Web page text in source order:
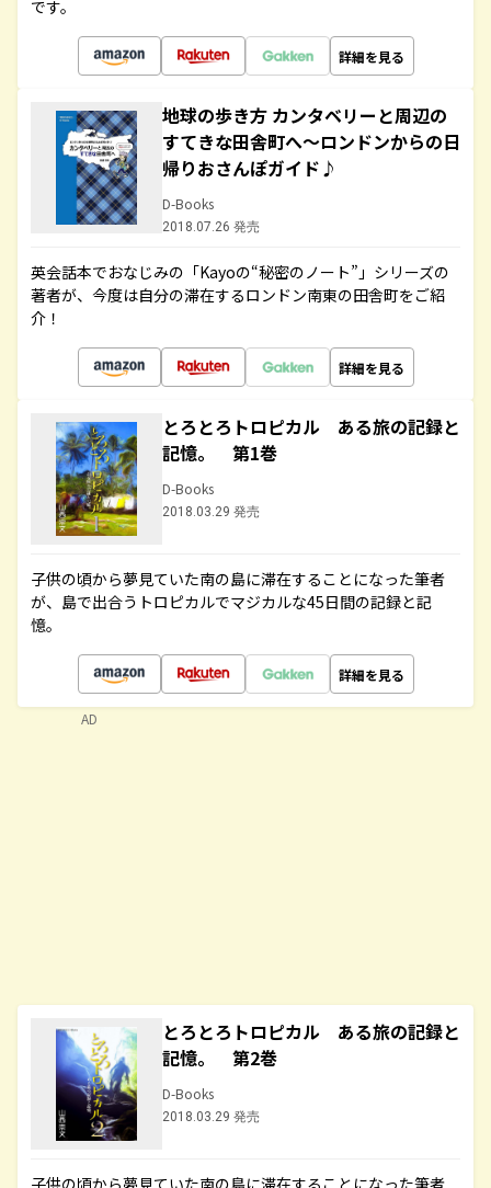
です。
詳細を見る
地球の歩き方 カンタベリーと周辺の
すてきな田舎町へ～ロンドンからの日
帰りおさんぽガイド♪
D-Books
2018.07.26 発売
英会話本でおなじみの「Kayoの“秘密のノート”」シリーズの
著者が、今度は自分の滞在するロンドン南東の田舎町をご紹
介！
詳細を見る
とろとろトロピカル ある旅の記録と
記憶。 第1巻
D-Books
2018.03.29 発売
子供の頃から夢見ていた南の島に滞在することになった筆者
が、島で出合うトロピカルでマジカルな45日間の記録と記
憶。
詳細を見る
とろとろトロピカル ある旅の記録と
記憶。 第2巻
D-Books
2018.03.29 発売
子供の頃から夢見ていた南の島に滞在することになった筆者
AD